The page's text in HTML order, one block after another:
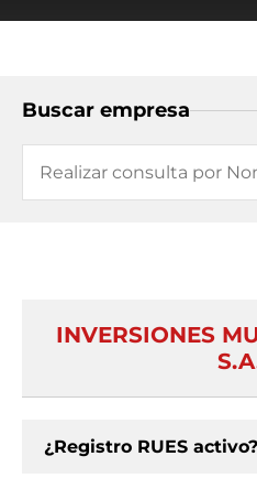
Buscar empresa
INVERSIONES
¿Registro RUES activo?